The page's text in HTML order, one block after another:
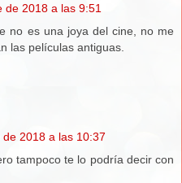
de 2018 a las 9:51
no es una joya del cine, no me
las películas antiguas.
2018 a las 10:37
tampoco te lo podría decir con